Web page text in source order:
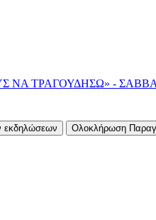
ΝΑ ΤΡΑΓΟΥΔΗΣΩ» -
εκδηλώσεων Ολοκλήρωση